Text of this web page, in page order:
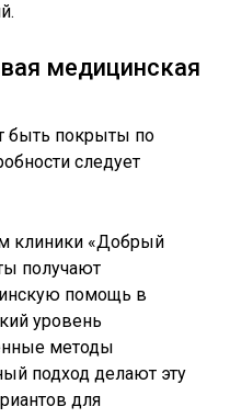
медицинская
быть покрыты по
следует
клиники «Добрый
получают
помощь в
уровень
методы
подход делают эту
для